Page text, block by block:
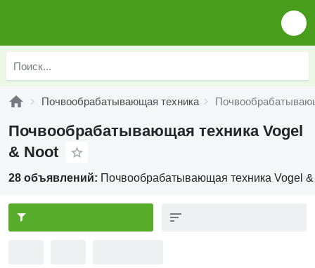
Почвообрабатывающая техника
Почвообрабатывающая техника Vogel
& Noot
28 объявлений: Почвообрабатывающая техника Vogel